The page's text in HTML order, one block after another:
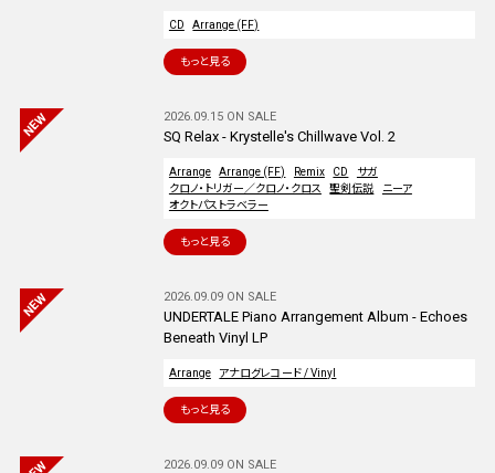
CD Arrange (FF)
もっと見る
2026.09.15 ON SALE
SQ Relax - Krystelle's Chillwave Vol. 2
Arrange Arrange (FF) Remix CD
サガ
クロノ・トリガー／クロノ・クロス
聖剣伝説
ニーア
オクトパストラベラー
もっと見る
2026.09.09 ON SALE
UNDERTALE Piano Arrangement Album - Echoes
Beneath Vinyl LP
Arrange アナログレコード / Vinyl
もっと見る
2026.09.09 ON SALE